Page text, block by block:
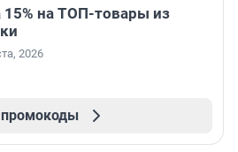
15% на ТОП-товары из
2026
промокоды